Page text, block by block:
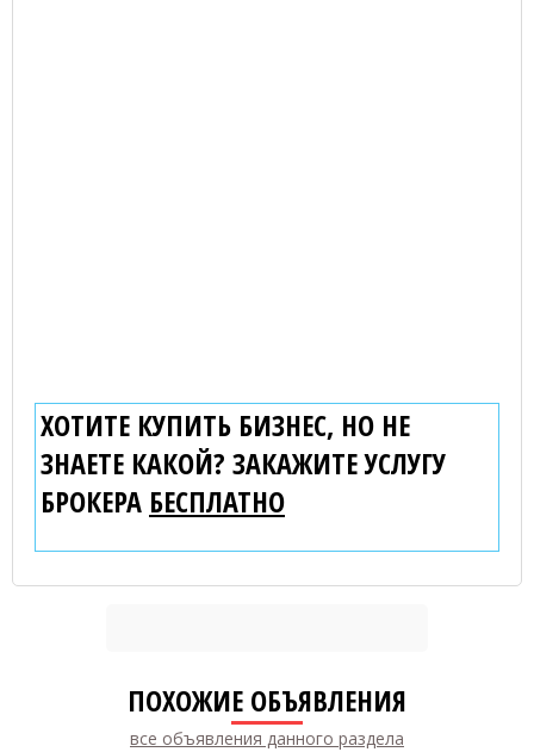
ХОТИТЕ КУПИТЬ БИЗНЕС, НО НЕ
ЗНАЕТЕ КАКОЙ? ЗАКАЖИТЕ УСЛУГУ
БРОКЕРА БЕСПЛАТНО
ПОХОЖИЕ ОБЪЯВЛЕНИЯ
все объявления данного раздела